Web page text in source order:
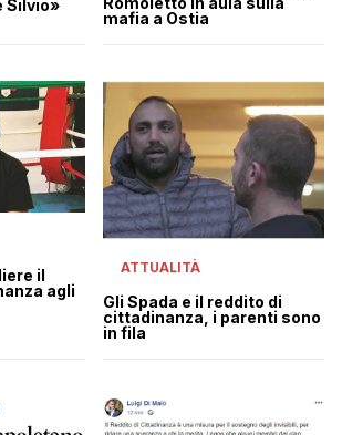
Silvio»
mafia a Ostia
il
agli
ATTUALITÀ
Gli Spada e il reddito di
cittadinanza, i parenti sono
in fila